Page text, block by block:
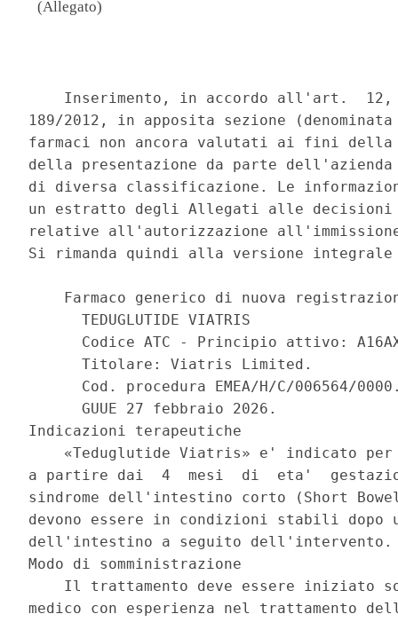
(Allegato)
Inserimento, in accordo all'art.
189/2012, in apposita sezione
farmaci non ancora valutati ai fini
della presentazione da parte dell'azienda
di diversa classificazione. Le
un estratto degli Allegati alle decisioni
relative all'autorizzazione
Si rimanda quindi alla versione
Farmaco generico di nuova
      TEDUGLUTIDE VIATRIS
Codice ATC - Principio attivo:
      Titolare: Viatris Limited.
Cod. procedura EMEA/H/C/006564/
      GUUE 27 febbraio 2026.
Indicazioni terapeutiche
«Teduglutide Viatris» e' indicato
a partire dai  4  mesi  di  eta'
sindrome dell'intestino corto (Short
devono essere in condizioni stabili dopo
dell'intestino a seguito
Modo di somministrazione
Il trattamento deve essere iniziato
medico con esperienza nel trattamento